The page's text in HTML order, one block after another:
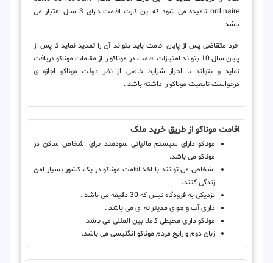
ordinaire نامیده می شود که این کارت اقامت دارای 3 سال اعتبار می
باشد.
فرد متقاضی پس از پایان اقامت باید بتواند آن را تمدید نماید تا پس از
پایان سال 10 بتواند امتیازات اقامت در موناکو را از مقامات موناکو دریافت
نماید و بتواند با احراز شرایط خاصی از نظر دولت موناکو اجازه ی
درخواست تابعیت موناکو را داشته باشد .
اقامت موناکو از طریق خرید ملک
موناکو دارای سیستم مالیاتی سودمند برای اشخاص ساکن در
موناکو می باشد.
اشخاص می توانند با اخذ اقامت موناکو در یک کشور بسیار امن
زندگی کنند.
نزدیکی به فرودگاه نیس که 30 دقیقه می باشد .
دارای آب و هوای مدیترانه ای می باشد .
موناکو دارای محیطی کاملا بین المللی می باشد.
زبان دوم و رایج مردم موناکو انگلیسی می باشد.